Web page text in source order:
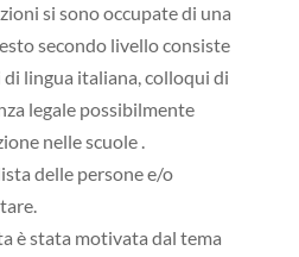
si sono occupate di una
secondo livello consiste
lingua italiana, colloqui di
legale possibilmente
nelle scuole .
delle persone e/o
è stata motivata dal tema